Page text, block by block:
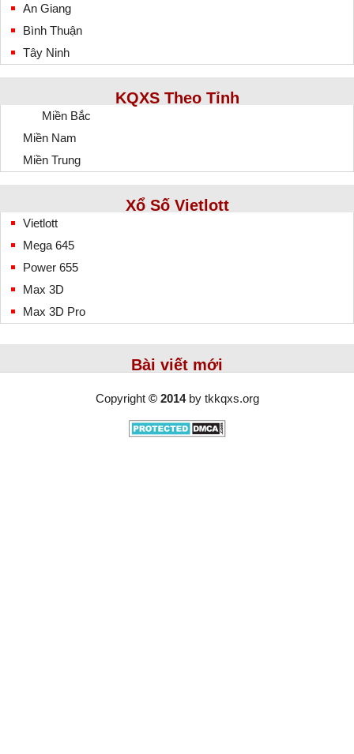
An Giang
Bình Thuận
Tây Ninh
KQXS Theo Tỉnh
Miền Bắc
Miền Nam
Miền Trung
Xổ Số Vietlott
Vietlott
Mega 645
Power 655
Max 3D
Max 3D Pro
Bài viết mới
Copyright © 2014by tkkqxs.org